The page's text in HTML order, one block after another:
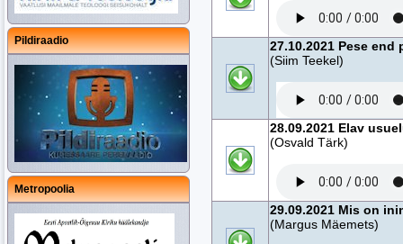
Pildiraadio
Metropoolia
27.10.2021 Pese
(Siim Teekel)
28.09.2021 Elav
(Osvald Tärk)
29.09.2021 Mis on
(Margus Mäemets)